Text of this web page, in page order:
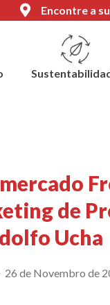
Encontre a
de
Ucha
26 de Novembro de